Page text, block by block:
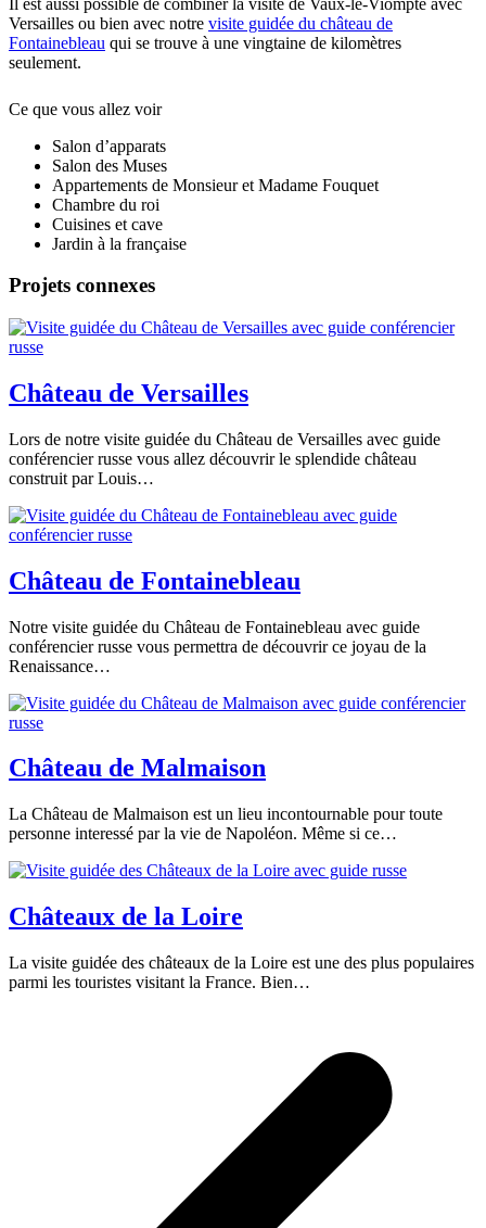
Versailles ou bien avec notre visite guidée du château de
Fontainebleau qui se trouve à une vingtaine de kilomètres
seulement.
Ce que vous allez voir
Salon d’apparats
Salon des Muses
Appartements de Monsieur et Madame Fouquet
Chambre du roi
Cuisines et cave
Jardin à la française
Projets connexes
Château de Versailles
Lors de notre visite guidée du Château de Versailles avec guide
conférencier russe vous allez découvrir le splendide château
construit par Louis…
Château de Fontainebleau
Notre visite guidée du Château de Fontainebleau avec guide
conférencier russe vous permettra de découvrir ce joyau de la
Renaissance…
Château de Malmaison
La Château de Malmaison est un lieu incontournable pour toute
personne interessé par la vie de Napoléon. Même si ce…
Châteaux de la Loire
La visite guidée des châteaux de la Loire est une des plus populaires
parmi les touristes visitant la France. Bien…